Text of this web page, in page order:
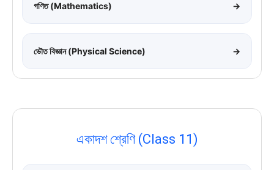
গণিত (Mathematics) →
ভৌত বিজ্ঞান (Physical Science) →
একাদশ শ্রেণি (Class 11)